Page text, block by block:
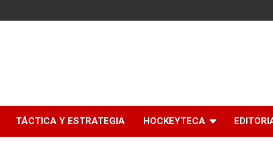
TÁCTICA Y ESTRATEGIA HOCKEYTECA